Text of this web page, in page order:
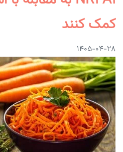
کمک کنند
۱۴۰۵-۰۴-۲۸